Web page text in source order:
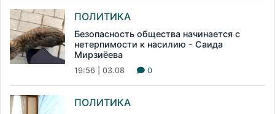
ПОЛИТИКА
Безопасность общества начинается с
нетерпимости к насилию - Саида
Мирзиёева
19:56 | 03.08 0
ПОЛИТИКА